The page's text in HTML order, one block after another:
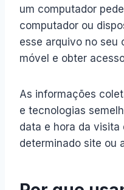
um computador
computador ou
esse arquivo no seu
móvel e obter
As informações
e tecnologias
data e hora da
determinado site ou